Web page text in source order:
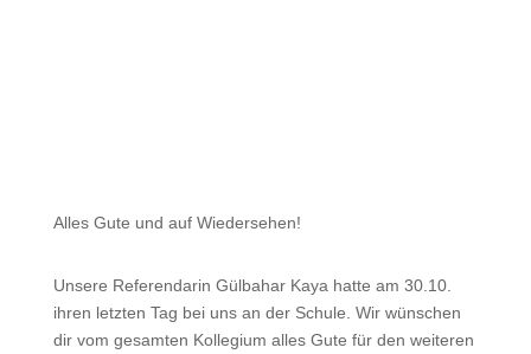
Alles Gute und auf Wiedersehen!
Unsere Referendarin Gülbahar Kaya hatte am 30.10.
ihren letzten Tag bei uns an der Schule. Wir wünschen
dir vom gesamten Kollegium alles Gute für den weiteren